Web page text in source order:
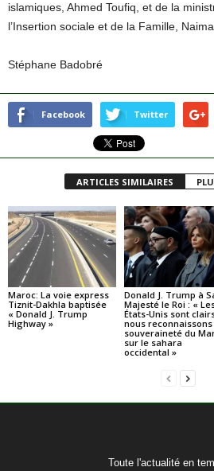
islamiques, Ahmed Toufiq, et de la
l’Insertion sociale et de la Famille,
Stéphane Badobré
Facebook Twitter
ARTICLES SIMILAIRES
Maroc: La voie express
Tiznit-Dakhla baptisée
« Donald J. Trump
Highway »
Donald J. Trump à
Majesté le Roi : «
États-Unis sont
nous reconnaissons
souveraineté du
sur le sahara
occidental »
Toute l'actualité en